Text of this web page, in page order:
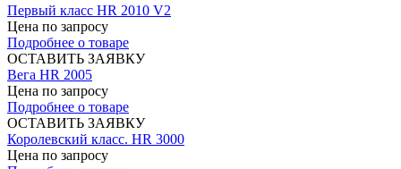
Первый класс HR 2010 V2
Цена по запросу
Подробнее о товаре
ОСТАВИТЬ ЗАЯВКУ
Вега HR 2005
Цена по запросу
Подробнее о товаре
ОСТАВИТЬ ЗАЯВКУ
Королевский класс. HR 3000
Цена по запросу